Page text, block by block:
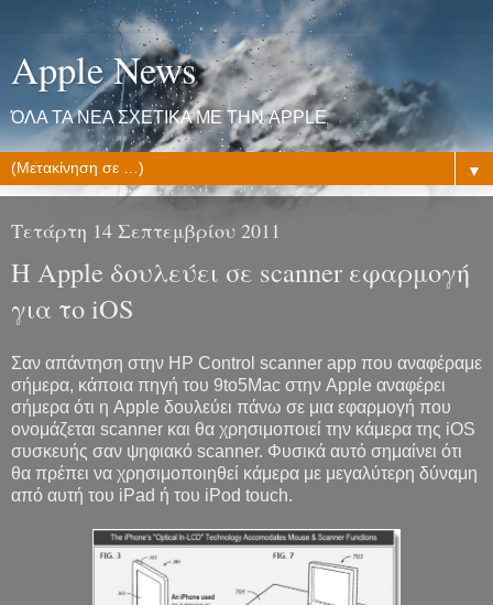
Apple News
ΌΛΑ ΤΑ ΝΕΑ ΣΧΕΤΙΚΑ ΜΕ ΤΗΝ APPLE
▼
Τετάρτη 14 Σεπτεμβρίου 2011
Η Apple δουλεύει σε scanner εφαρμογή
για το iOS
Σαν απάντηση στην HP Control scanner app που αναφέραμε
σήμερα, κάποια πηγή του 9to5Mac στην Apple αναφέρει
σήμερα ότι η Apple δουλεύει πάνω σε μια εφαρμογή που
ονομάζεται scanner και θα χρησιμοποιεί την κάμερα της iOS
συσκευής σαν ψηφιακό scanner. Φυσικά αυτό σημαίνει ότι
θα πρέπει να χρησιμοποιηθεί κάμερα με μεγαλύτερη δύναμη
από αυτή του iPad ή του iPod touch.